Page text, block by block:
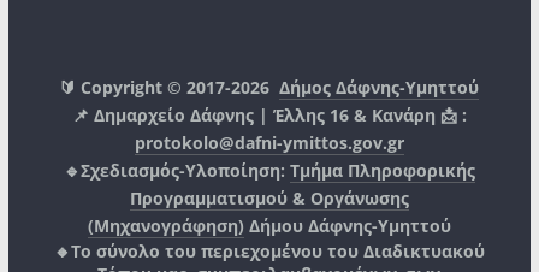
🔰 Copyright © 2017-2026Δήμος Δάφνης-Υμηττού
📌 Δημαρχείο Δάφνης | Έλλης 16 & Κανάρη 📩 :
protokolo@dafni-ymittos.gov.gr
🔹Σχεδιασμός-Υλοποίηση: Τμήμα Πληροφορικής
Προγραμματισμού & Οργάνωσης
(Μηχανογράφηση) Δήμου Δάφνης-Υμηττού
🔸Το σύνολο του περιεχομένου του Διαδικτυακού